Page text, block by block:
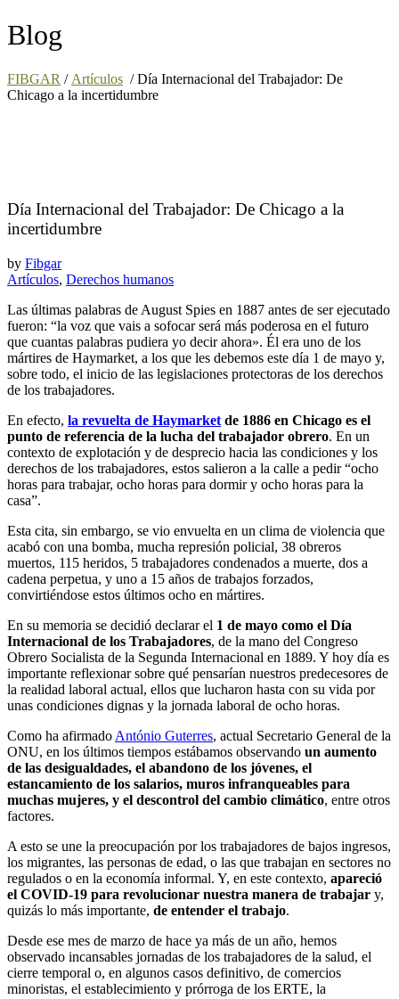
Blog
FIBGAR / Artículos /Día Internacional del Trabajador: De
Chicago a la incertidumbre
Día Internacional del Trabajador: De Chicago a la
incertidumbre
by Fibgar
Artículos, Derechos humanos
Las últimas palabras de August Spies en 1887 antes de ser ejecutado
fueron: “la voz que vais a sofocar será más poderosa en el futuro
que cuantas palabras pudiera yo decir ahora». Él era uno de los
mártires de Haymarket, a los que les debemos este día 1 de mayo y,
sobre todo, el inicio de las legislaciones protectoras de los derechos
de los trabajadores.
En efecto, la revuelta de Haymarket de 1886 en Chicago es el
punto de referencia de la lucha del trabajador obrero. En un
contexto de explotación y de desprecio hacia las condiciones y los
derechos de los trabajadores, estos salieron a la calle a pedir “ocho
horas para trabajar, ocho horas para dormir y ocho horas para la
casa”.
Esta cita, sin embargo, se vio envuelta en un clima de violencia que
acabó con una bomba, mucha represión policial, 38 obreros
muertos, 115 heridos, 5 trabajadores condenados a muerte, dos a
cadena perpetua, y uno a 15 años de trabajos forzados,
convirtiéndose estos últimos ocho en mártires.
En su memoria se decidió declarar el 1 de mayo como el Día
Internacional de los Trabajadores, de la mano del Congreso
Obrero Socialista de la Segunda Internacional en 1889. Y hoy día es
importante reflexionar sobre qué pensarían nuestros predecesores de
la realidad laboral actual, ellos que lucharon hasta con su vida por
unas condiciones dignas y la jornada laboral de ocho horas.
Como ha afirmado António Guterres, actual Secretario General de la
ONU, en los últimos tiempos estábamos observando un aumento
de las desigualdades, el abandono de los jóvenes, el
estancamiento de los salarios, muros infranqueables para
muchas mujeres, y el descontrol del cambio climático, entre otros
factores.
A esto se une la preocupación por los trabajadores de bajos ingresos,
los migrantes, las personas de edad, o las que trabajan en sectores no
regulados o en la economía informal. Y, en este contexto, apareció
el COVID-19 para revolucionar nuestra manera de trabajar y,
quizás lo más importante, de entender el trabajo.
Desde ese mes de marzo de hace ya más de un año, hemos
observado incansables jornadas de los trabajadores de la salud, el
cierre temporal o, en algunos casos definitivo, de comercios
minoristas, el establecimiento y prórroga de los ERTE, la